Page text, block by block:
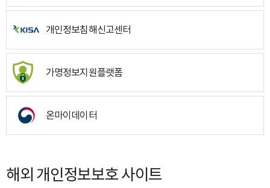
개인정보침해신고센터
가명정보지원플랫폼
온마이데이터
해외 개인정보보호 사이트